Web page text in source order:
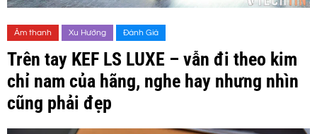
Âm thanh Xu Hướng Đánh Giá
Trên tay KEF LS LUXE – vẫn đi theo kim
chỉ nam của hãng, nghe hay nhưng nhìn
cũng phải đẹp